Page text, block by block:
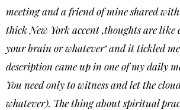
meeting and a friend of mine shared
thick New York accent ‚thoughts are like
your brain or whatever‘ and it tickled
description came up in one of my daily
You need only to witness and let the
whatever). The thing about spiritual